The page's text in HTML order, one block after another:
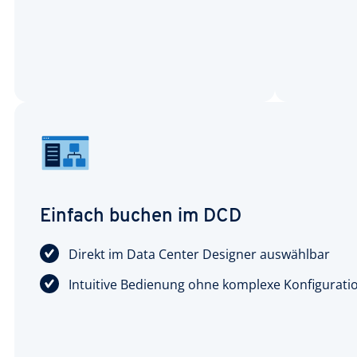
Einfach buchen im DCD
Direkt im Data Center Designer auswählbar
Intuitive Bedienung ohne komplexe